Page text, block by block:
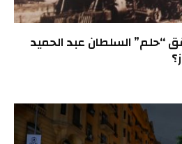
يتحقق “حلم” السلطان عبد الحميد